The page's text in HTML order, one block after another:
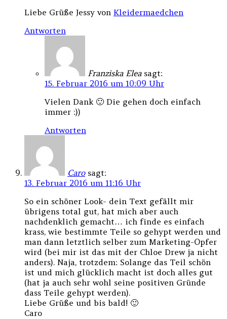
Liebe Grüße Jessy von Kleidermaedchen
Antworten
Franziska Elea sagt:
15. Februar 2016 um 10:09 Uhr
Vielen Dank 🙂 Die gehen doch einfach
immer :))
Antworten
Caro sagt:
13. Februar 2016 um 11:16 Uhr
So ein schöner Look- dein Text gefällt mir
übrigens total gut, hat mich aber auch
nachdenklich gemacht… ich finde es einfach
krass, wie bestimmte Teile so gehypt werden und
man dann letztlich selber zum Marketing-Opfer
wird (bei mir ist das mit der Chloe Drew ja nicht
anders). Naja, trotzdem: Solange das Teil schön
ist und mich glücklich macht ist doch alles gut
(hat ja auch sehr wohl seine positiven Gründe
dass Teile gehypt werden).
Liebe Grüße und bis bald! 🙂
Caro